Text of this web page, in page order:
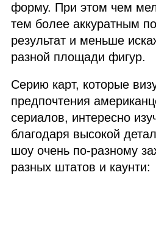
форму. При этом чем
тем более аккуратным
результат и меньше
разной площади фигур.
Серию карт, которые
предпочтения
сериалов, интересно
благодаря высокой
шоу очень по‑разному
разных штатов и каунти: